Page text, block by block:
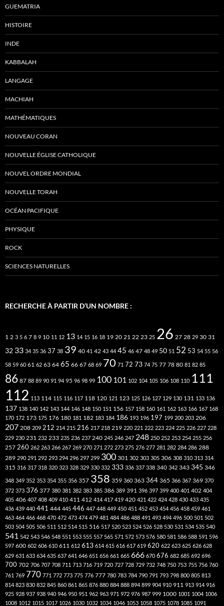
GUEMATRIA
HISTOIRE
INDE
KABBALAH
LANGAGE
MACHIAH
MATHÉMATIQUES
NOUVEAU CORAN
NOUVELLE ÉGLISE CATHOLIQUE
NOUVEL ORDRE MONDIAL
NOUVELLE TORAH
OCÉAN PACIFIQUE
PHYSIQUE
ROCK
SCIENCES NATURELLES
RECHERCHE À PARTIR D’UN NOMBRE :
1 2 3 5 6 7 8 9 10 11 12 13 14 15 16 18 19 20 21 22 23 25 26 27 28 29 30 31
32 33 34 35 36 37 38 39 40 41 42 43 44 45 46 47 48 49 50 51 52 53 54 55 56
58 59 60 61 62 63 64 65 66 67 68 69 70 71 72 73 74 75 77 78 80 81 82 85
86 87 88 89 90 91 94 95 96 98 99 100 101 102 104 105 106 108 110 111
112 113 114 115 116 117 118 120 121 123 125 126 127 129 130 131 133 136
137 138 140 142 143 144 146 148 150 151 156 157 158 160 161 162 163 166 167 168
170 172 173 175 176 180 181 182 183 184 186 193 196 197 199 200 203 206
207 208 209 212 214 215 216 217 218 219 220 221 222 223 224 225 226 227 228
229 230 231 232 233 235 236 237 240 245 246 247 248 250 252 253 254 255 256
257 260 262 263 266 267 269 270 271 272 273 275 276 277 281 282 284 286 288
289 290 291 292 293 294 296 297 299 300 301 302 303 305 306 308 310 313 314
315 316 317 318 320 323 328 329 330 332 333 336 337 338 340 342 343 345 346
348 349 352 353 354 355 356 357 358 359 360 363 364 365 366 367 369 370
372 373 376 377 380 381 382 383 385 386 389 391 396 397 399 400 401 402 404
405 406 407 408 409 410 411 412 414 417 419 420 421 422 424 428 430 433 435
436 439 440 441 444 445 446 447 448 449 450 451 452 453 454 456 458 459 461
463 464 466 468 470 472 473 474 479 481 484 486 488 491 493 494 496 500 501 502
503 504 505 506 511 512 514 515 516 517 520 523 524 526 528 530 531 534 535 540
541 542 543 546 548 551 553 555 557 565 571 572 573 576 580 581 586 588 591 596
597 600 602 606 610 611 612 613 614 615 616 617 619 620 622 623 625 626 628
629 631 633 634 635 637 641 646 651 656 661 665 666 670 676 682 685 692 696
700 702 706 707 708 711 713 716 719 720 727 728 729 732 748 750 753 755 756 760
761 769 770 771 772 773 775 776 777 780 783 784 790 791 793 798 800 805 813
814 823 830 832 845 860 861 865 876 880 884 888 894 899 904 910 911 913 914 916
925 928 937 938 940 946 950 951 962 963 971 972 976 987 999 1000 1001 1004 1006
1008 1012 1015 1017 1026 1030 1032 1034 1046 1053 1058 1075 1078 1085 1091